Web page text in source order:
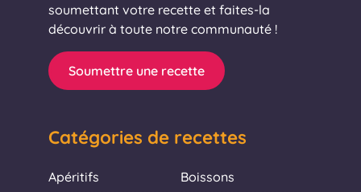
soumettant votre recette et faites-la
découvrir à toute notre communauté !
Soumettre une recette
Catégories de recettes
Apéritifs Boissons